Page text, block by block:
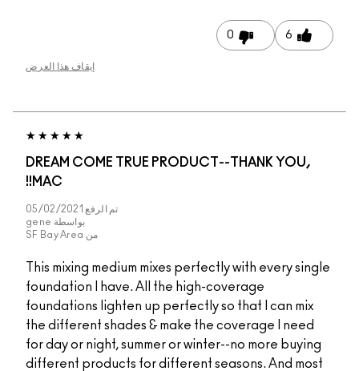
6
0
إيقاف هذا العرض
DREAM COME TRUE PRODUCT--THANK YOU,
MAC!!
تم الرفع 05/02/2021
بواسطة gene
من SF Bay Area
This mixing medium mixes perfectly with every single
foundation I have. All the high-coverage
foundations lighten up perfectly so that I can mix
the different shades & make the coverage I need
for day or night, summer or winter--no more buying
different products for different seasons. And most